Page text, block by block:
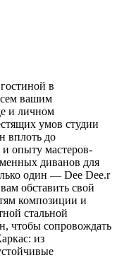
в
вашим
и личном
умов студии
вплоть до
и опыту мастеров-
диванов для
один — Dee Dee.r
обставить свой
композиции и
стальной
чтобы сопровождать
из